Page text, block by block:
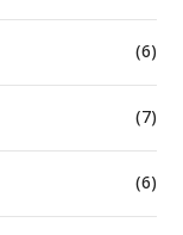
(6)
(7)
(6)